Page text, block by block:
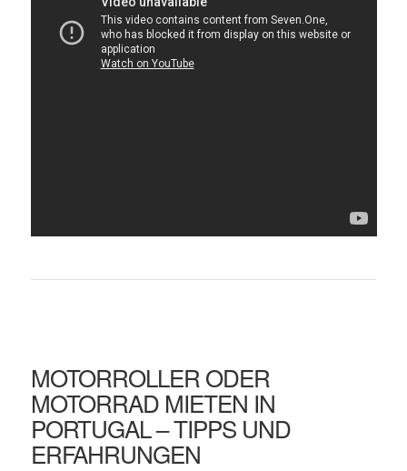
MOTORROLLER ODER
MOTORRAD MIETEN IN
PORTUGAL – TIPPS UND
ERFAHRUNGEN